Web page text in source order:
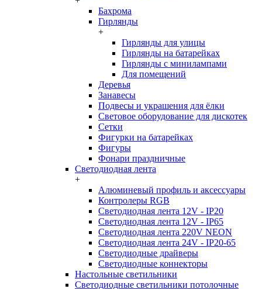
Бахрома
Гирлянды
+
Гирлянды для улицы
Гирлянды на батарейках
Гирлянды с минилампами
Для помещений
Деревья
Занавесы
Подвесы и украшения для ёлки
Световое оборудование для дискотек
Сетки
Фигурки на батарейках
Фигуры
Фонари праздничные
Светодиодная лента
+
Алюминевый профиль и аксессуары
Контролеры RGB
Светодиодная лента 12V - IP20
Светодиодная лента 12V - IP65
Светодиодная лента 220V NEON
Светодиодная лента 24V - IP20-65
Светодиодные драйверы
Светодиодные коннекторы
Настольные светильники
Светодиодные светильники потолочные